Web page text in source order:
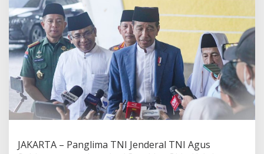
JAKARTA – Panglima TNI Jenderal TNI Agus